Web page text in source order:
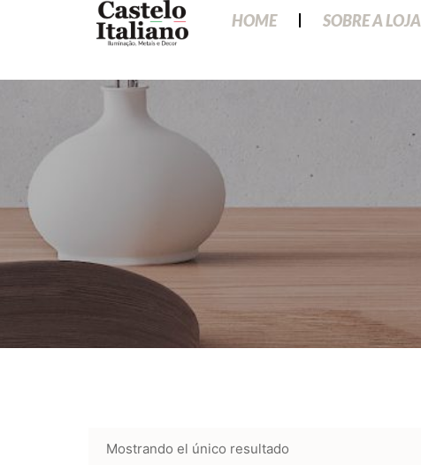
HOME SOBRE A LOJA
Mostrando el único resultado